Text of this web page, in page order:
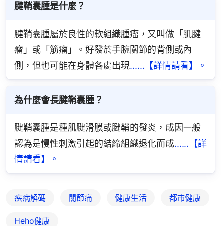
腱鞘囊腫是什麼？
腱鞘囊腫屬於良性的軟組織腫瘤，又叫做「肌腱
瘤」或「筋瘤」。好發於手腕關節的背側或內
側，但也可能在身體各處出現......【詳情請看】。
為什麼會長腱鞘囊腫？
腱鞘囊腫是種肌腱滑膜或腱鞘的發炎，成因一般
認為是慢性刺激引起的結締組織退化而成......【詳
情請看】。
疾病解碼 關節痛 健康生活 都市健康
Heho健康